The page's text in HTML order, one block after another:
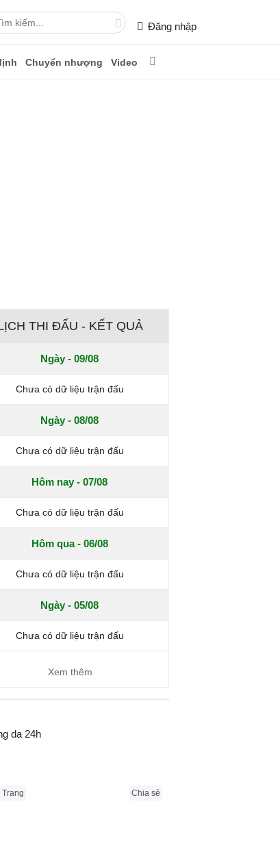
Đăng nhập
Chuyển nhượng Video
THI ĐẤU - KẾT QUẢ
Ngày - 09/08
Chưa có dữ liệu trận đấu
Ngày - 08/08
Chưa có dữ liệu trận đấu
Hôm nay - 07/08
Chưa có dữ liệu trận đấu
Hôm qua - 06/08
Chưa có dữ liệu trận đấu
Ngày - 05/08
Chưa có dữ liệu trận đấu
Xem thêm
Trang Chia sẻ